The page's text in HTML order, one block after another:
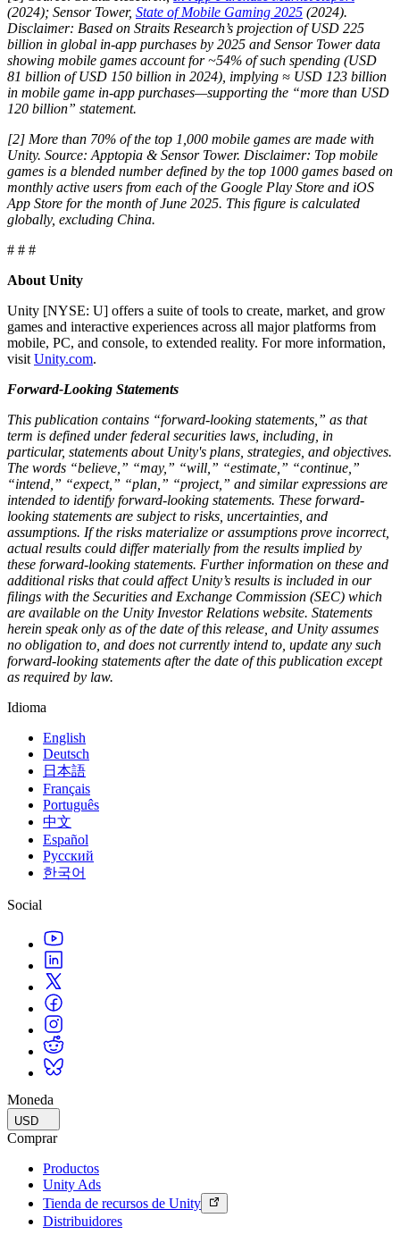
(2024); Sensor Tower, State of Mobile Gaming 2025 (2024).
Disclaimer: Based on Straits Research’s projection of USD 225
billion in global in-app purchases by 2025 and Sensor Tower data
showing mobile games account for ~54% of such spending (USD
81 billion of USD 150 billion in 2024), implying ≈ USD 123 billion
in mobile game in-app purchases—supporting the “more than USD
120 billion” statement.
[2] More than 70% of the top 1,000 mobile games are made with
Unity. Source: Apptopia & Sensor Tower. Disclaimer: Top mobile
games is a blended number defined by the top 1000 games based on
monthly active users from each of the Google Play Store and iOS
App Store for the month of June 2025. This figure is calculated
globally, excluding China.
# # #
About Unity
Unity [NYSE: U] offers a suite of tools to create, market, and grow
games and interactive experiences across all major platforms from
mobile, PC, and console, to extended reality. For more information,
visit Unity.com.
Forward-Looking Statements
This publication contains “forward-looking statements,” as that
term is defined under federal securities laws, including, in
particular, statements about Unity's plans, strategies, and objectives.
The words “believe,” “may,” “will,” “estimate,” “continue,”
“intend,” “expect,” “plan,” “project,” and similar expressions are
intended to identify forward-looking statements. These forward-
looking statements are subject to risks, uncertainties, and
assumptions. If the risks materialize or assumptions prove incorrect,
actual results could differ materially from the results implied by
these forward-looking statements. Further information on these and
additional risks that could affect Unity’s results is included in our
filings with the Securities and Exchange Commission (SEC) which
are available on the Unity Investor Relations website. Statements
herein speak only as of the date of this release, and Unity assumes
no obligation to, and does not currently intend to, update any such
forward-looking statements after the date of this publication except
as required by law.
Idioma
English
Deutsch
日本語
Français
Português
中文
Español
Русский
한국어
Social
Moneda
USD
Comprar
Productos
Unity Ads
Tienda de recursos de Unity
Distribuidores